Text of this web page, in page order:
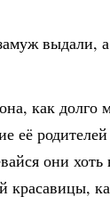
выдали,
как долго
её
они
красавицы,